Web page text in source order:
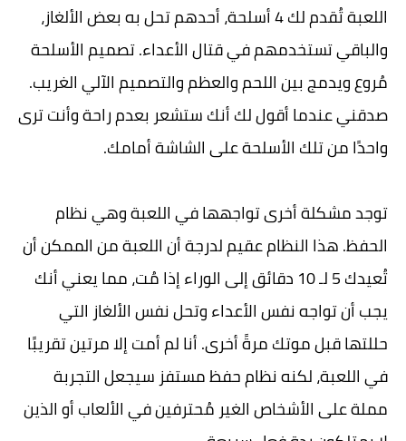
اللعبة تُقدم لك 4 أسلحة، أحدهم تحل به بعض الألغاز،
والباقي تستخدمهم في قتال الأعداء. تصميم الأسلحة
مُروع ويدمج بين اللحم والعظم والتصميم الآلي الغريب.
صدقني عندما أقول لك أنك ستشعر بعدم راحة وأنت ترى
واحدًا من تلك الأسلحة على الشاشة أمامك.
توجد مشكلة أخرى تواجهها في اللعبة وهي نظام
الحفظ. هذا النظام عقيم لدرجة أن اللعبة من الممكن أن
تُعيدك 5 لـ 10 دقائق إلى الوراء إذا مُت، مما يعني أنك
يجب أن تواجه نفس الأعداء وتحل نفس الألغاز التي
حللتها قبل موتك مرةً أخرى. أنا لم أمت إلا مرتين تقريبًا
في اللعبة، لكنه نظام حفظ مستفز سيجعل التجربة
مملة على الأشخاص الغير مُحترفين في الألعاب أو الذين